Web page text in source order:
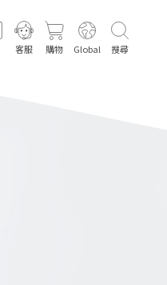
客服 購物 Global 搜尋